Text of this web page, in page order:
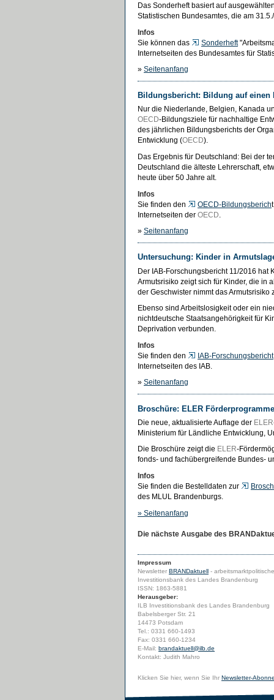
Das Sonderheft basiert auf
Statistischen Bundesamtes, die am
Infos
Sie können das
Sonderheft
Internetseiten des Bundesamtes für
» Seitenanfang
Bildungsbericht: Bildung auf einen
Nur die Niederlande, Belgien, Kanada
OECD-Bildungsziele für nachhaltige
des jährlichen Bildungsberichts der
Entwicklung (OECD).
Das Ergebnis für Deutschland: Bei der
Deutschland die älteste Lehrerschaft,
heute über 50 Jahre alt.
Infos
Sie finden den
OECD-Bildungsberich
Internetseiten der OECD
» Seitenanfang
Untersuchung: Kinder in
Der IAB-Forschungsbericht 11/2016 hat
Armutsrisiko zeigt sich für Kinder, die in
der Geschwister nimmt das Armutsrisiko
Ebenso sind Arbeitslosigkeit oder ein
nichtdeutsche Staatsangehörigkeit für
Deprivation verbunden.
Infos
Sie finden den
IAB-Forschungsbericht
Internetseiten des IAB.
» Seitenanfang
Broschüre: ELER
Die neue, aktualisierte Auflage der ELER
Ministerium für Ländliche Entwicklung,
Die Broschüre zeigt die ELER-
fonds- und fachübergreifende Bundes-
Infos
Sie finden die Bestelldaten zur
des MLUL Brandenburgs.
» Seitenanfang
Die nächste Ausgabe des
Impressum
Newsletter BRANDaktuell -
Investitionsbank des Landes Brandenburg
ISSN: 1863-5881
Herausgeber:
ILB Investitionsbank des Landes Brandenburg
Babelsberger Str. 21
14473 Potsdam
Tel.: 0331 660-1493
Fax: 0331 660-1234
E-Mail: brandaktuell@ilb.de
Kontakt: Judith Mahro
Klicken Sie hier, wenn Sie Ihr Newsletter-